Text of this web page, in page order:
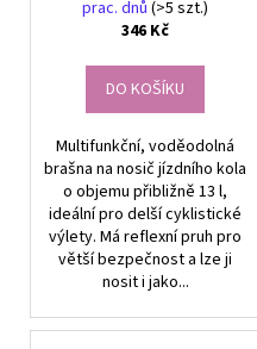
prac. dnů (>5 szt.)
346 Kč
DO KOŠÍKU
Multifunkční, voděodolná
brašna na nosič jízdního kola
o objemu přibližně 13 l,
ideální pro delší cyklistické
výlety. Má reflexní pruh pro
větší bezpečnost a lze ji
nosit i jako...